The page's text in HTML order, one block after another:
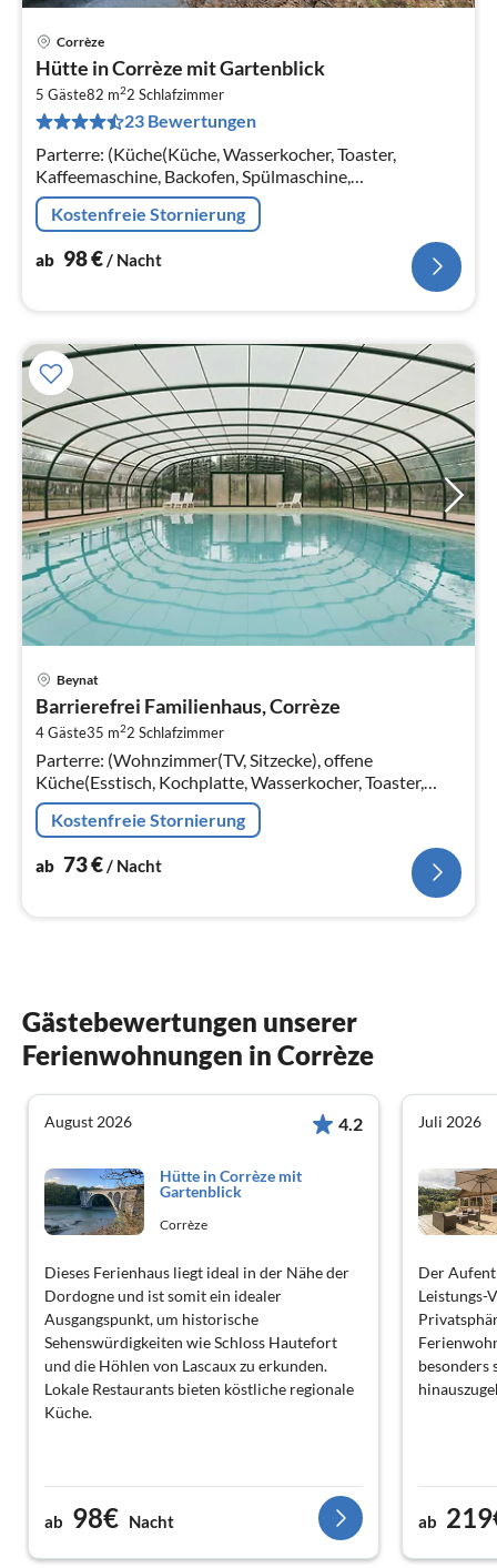
Corrèze
Hütte in Corrèze mit Gartenblick
5 Gäste82 m22 Schlafzimmer
23 Bewertungen
Parterre: (Küche(Küche, Wasserkocher, Toaster,
Kaffeemaschine, Backofen, Spülmaschine,
Kühl-/Gefrierkombination),
Wohn/Esszimmer(TV(Deutsch Fernsehsender))
Kostenfreie Stornierung
ab 98€/ Nacht
Beynat
Barrierefrei Familienhaus, Corrèze
4 Gäste35 m22 Schlafzimmer
Parterre: (Wohnzimmer(TV, Sitzecke), offene
Küche(Esstisch, Kochplatte, Wasserkocher, Toaster,
Dunstabzugshaube, Kaffeemaschine, Mikrowelle,
Spülmaschine, Kühl-/Gefrierkombination,...
Kostenfreie Stornierung
ab 73€/ Nacht
Gästebewertungen unserer
Ferienwohnungen in Corrèze
August 2026 4.2
Hütte in Corrèze mit
Gartenblick
Corrèze
Dieses Ferienhaus liegt ideal in der Nähe der
Dordogne und ist somit ein idealer
Ausgangspunkt, um historische
Sehenswürdigkeiten wie Schloss Hautefort
und die Höhlen von Lascaux zu erkunden.
Lokale Restaurants bieten köstliche regionale
Küche.
ab 98€ Nacht
Juli 2026
Der
Leistungs-
besonders
ab